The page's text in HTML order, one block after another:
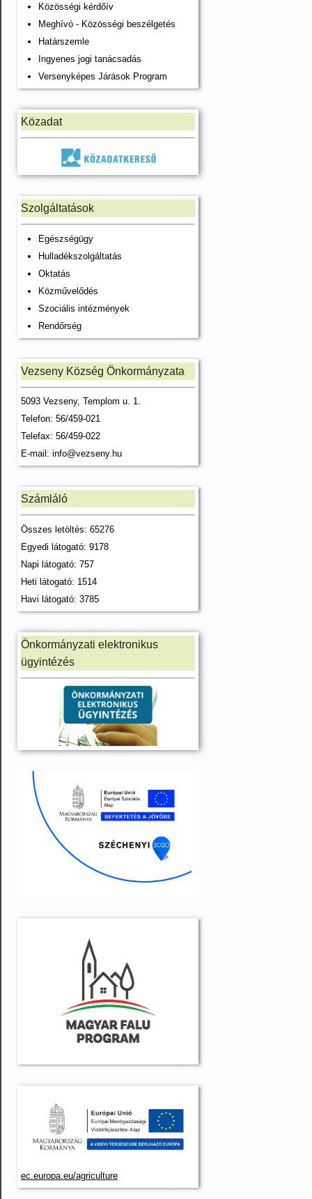
Közösségi kérdőív
Meghívó - Közösségi beszélgetés
Határszemle
Ingyenes jogi tanácsadás
Versenyképes Járások Program
Közadat
Szolgáltatások
Egészségügy
Hulladékszolgáltatás
Oktatás
Közművelődés
Szociális intézmények
Rendőrség
Vezseny Község Önkormányzata
5093 Vezseny, Templom u. 1.
Telefon: 56/459-021
Telefax: 56/459-022
E-mail: info@vezseny.hu
Számláló
Összes letöltés: 65276
Egyedi látogató: 9178
Napi látogató: 757
Heti látogató: 1514
Havi látogató: 3785
Önkormányzati elektronikus
ügyintézés
ec.europa.eu/agriculture